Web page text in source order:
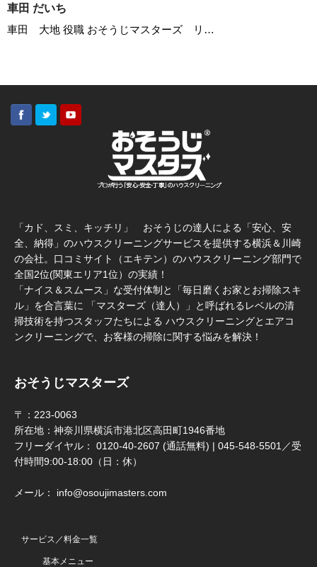
車田 だいち
車田 大地 役職 おそうじマスターズ リ…
「カド、スミ、キッチリ」 おそうじの達人による「安心、安
全、納得」のハウスクリーニングサービスを提供する横浜＆川崎
の会社。口コミサイト（エキテン）のハウスクリーニング部門で
全国2位(関東エリア1位）の実績！
「ナイス＆スムース」な受付体制と「毎日磨くお家とお掃除スキ
ル」を合言葉に 「マスターズ（達人）」と呼ばれるレベルの清
掃技術を持つスタッフたちによる ハウスクリーニングとエアコ
ンクリーニングで、お客様の掃除に関する悩みを解決！
おそうじマスターズ
〒：223-0063
所在地：神奈川県横浜市港北区高田町1946番地
フリーダイヤル： 0120-40-2607 (通話無料) | 045-548-5501／受
付時間9:00-18:00（日：休）
メール： info@osoujimasters.com
サービス／料金一覧
基本メニュー